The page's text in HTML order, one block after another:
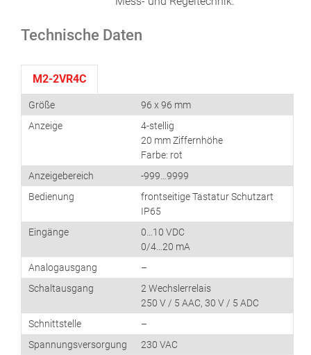
Technische Daten
M2-2VR4C
Größe
96 x 96 mm
Anzeige
4-stellig
20 mm Ziffernhöhe
Farbe: rot
Anzeigebereich
-999…9999
Bedienung
frontseitige Tastatur Schutzart
IP65
Eingänge
0…10 VDC
0/4…20 mA
Analogausgang
–
Schaltausgang
2 Wechslerrelais
250 V / 5 AAC, 30 V / 5 ADC
Schnittstelle
–
Spannungsversorgung
230 VAC